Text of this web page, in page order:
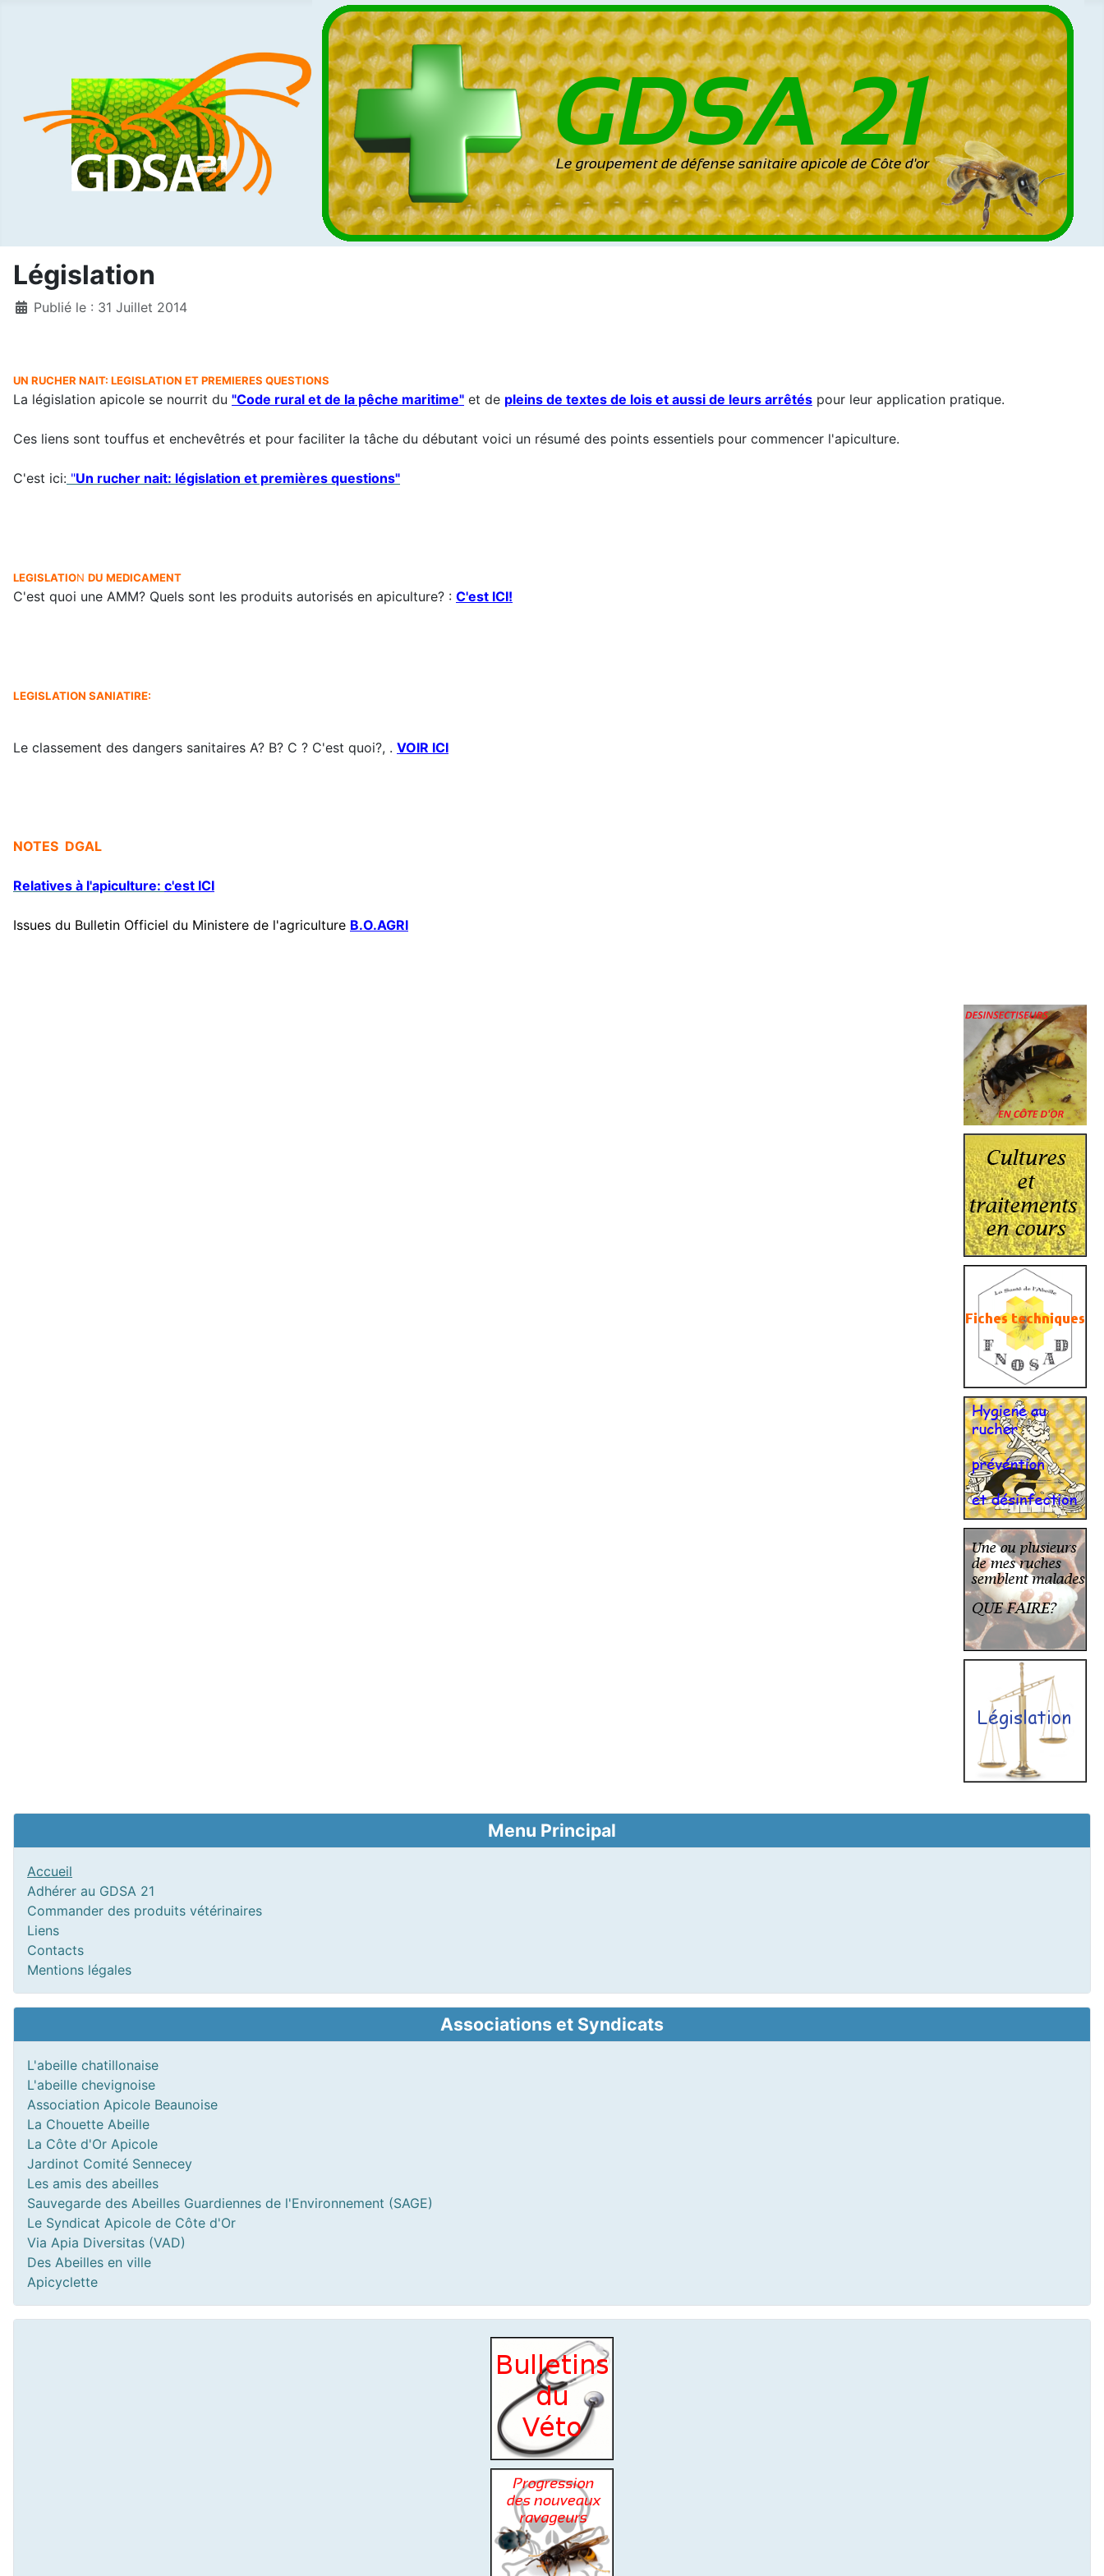
Menu Principal
Accueil
Adhérer au GDSA 21
Commander des produits vétérinaires
Liens
Contacts
Mentions légales
Associations et Syndicats
L'abeille chatillonaise
L'abeille chevignoise
Association Apicole Beaunoise
La Chouette Abeille
La Côte d'Or Apicole
Jardinot Comité Sennecey
Les amis des abeilles
Sauvegarde des Abeilles Guardiennes de l'Environnement (SAGE)
Le Syndicat Apicole de Côte d'Or
Via Apia Diversitas (VAD)
Des Abeilles en ville
Apicyclette
Législation
DétailsPublié le : 31 Juillet 2014
UN RUCHER NAIT: LEGISLATION ET PREMIERES QUESTIONS
La législation apicole se nourrit du "Code rural et de la pêche maritime" et de pleins de textes de lois et aussi de leurs arrêtés pour leur application pratique.
Ces liens sont touffus et enchevêtrés et pour faciliter la tâche du débutant voici un résumé des points essentiels pour commencer l'apiculture.
C'est ici: "Un rucher nait: législation et premières questions"
LEGISLATION DU MEDICAMENT
C'est quoi une AMM? Quels sont les produits autorisés en apiculture? : C'est ICI!
LEGISLATION SANIATIRE:
Le classement des dangers sanitaires A? B? C ? C'est quoi?, . VOIR ICI
NOTES DGAL
Relatives à l'apiculture: c'est ICI
Issues du Bulletin Officiel du Ministere de l'agriculture B.O.AGRI